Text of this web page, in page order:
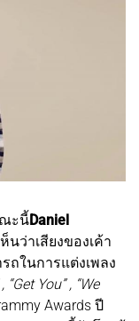
ณะนี้Daniel
ว่าเสียงของเค้า
ถในการแต่งเพลง
“Get You” , “We
Awards ปี